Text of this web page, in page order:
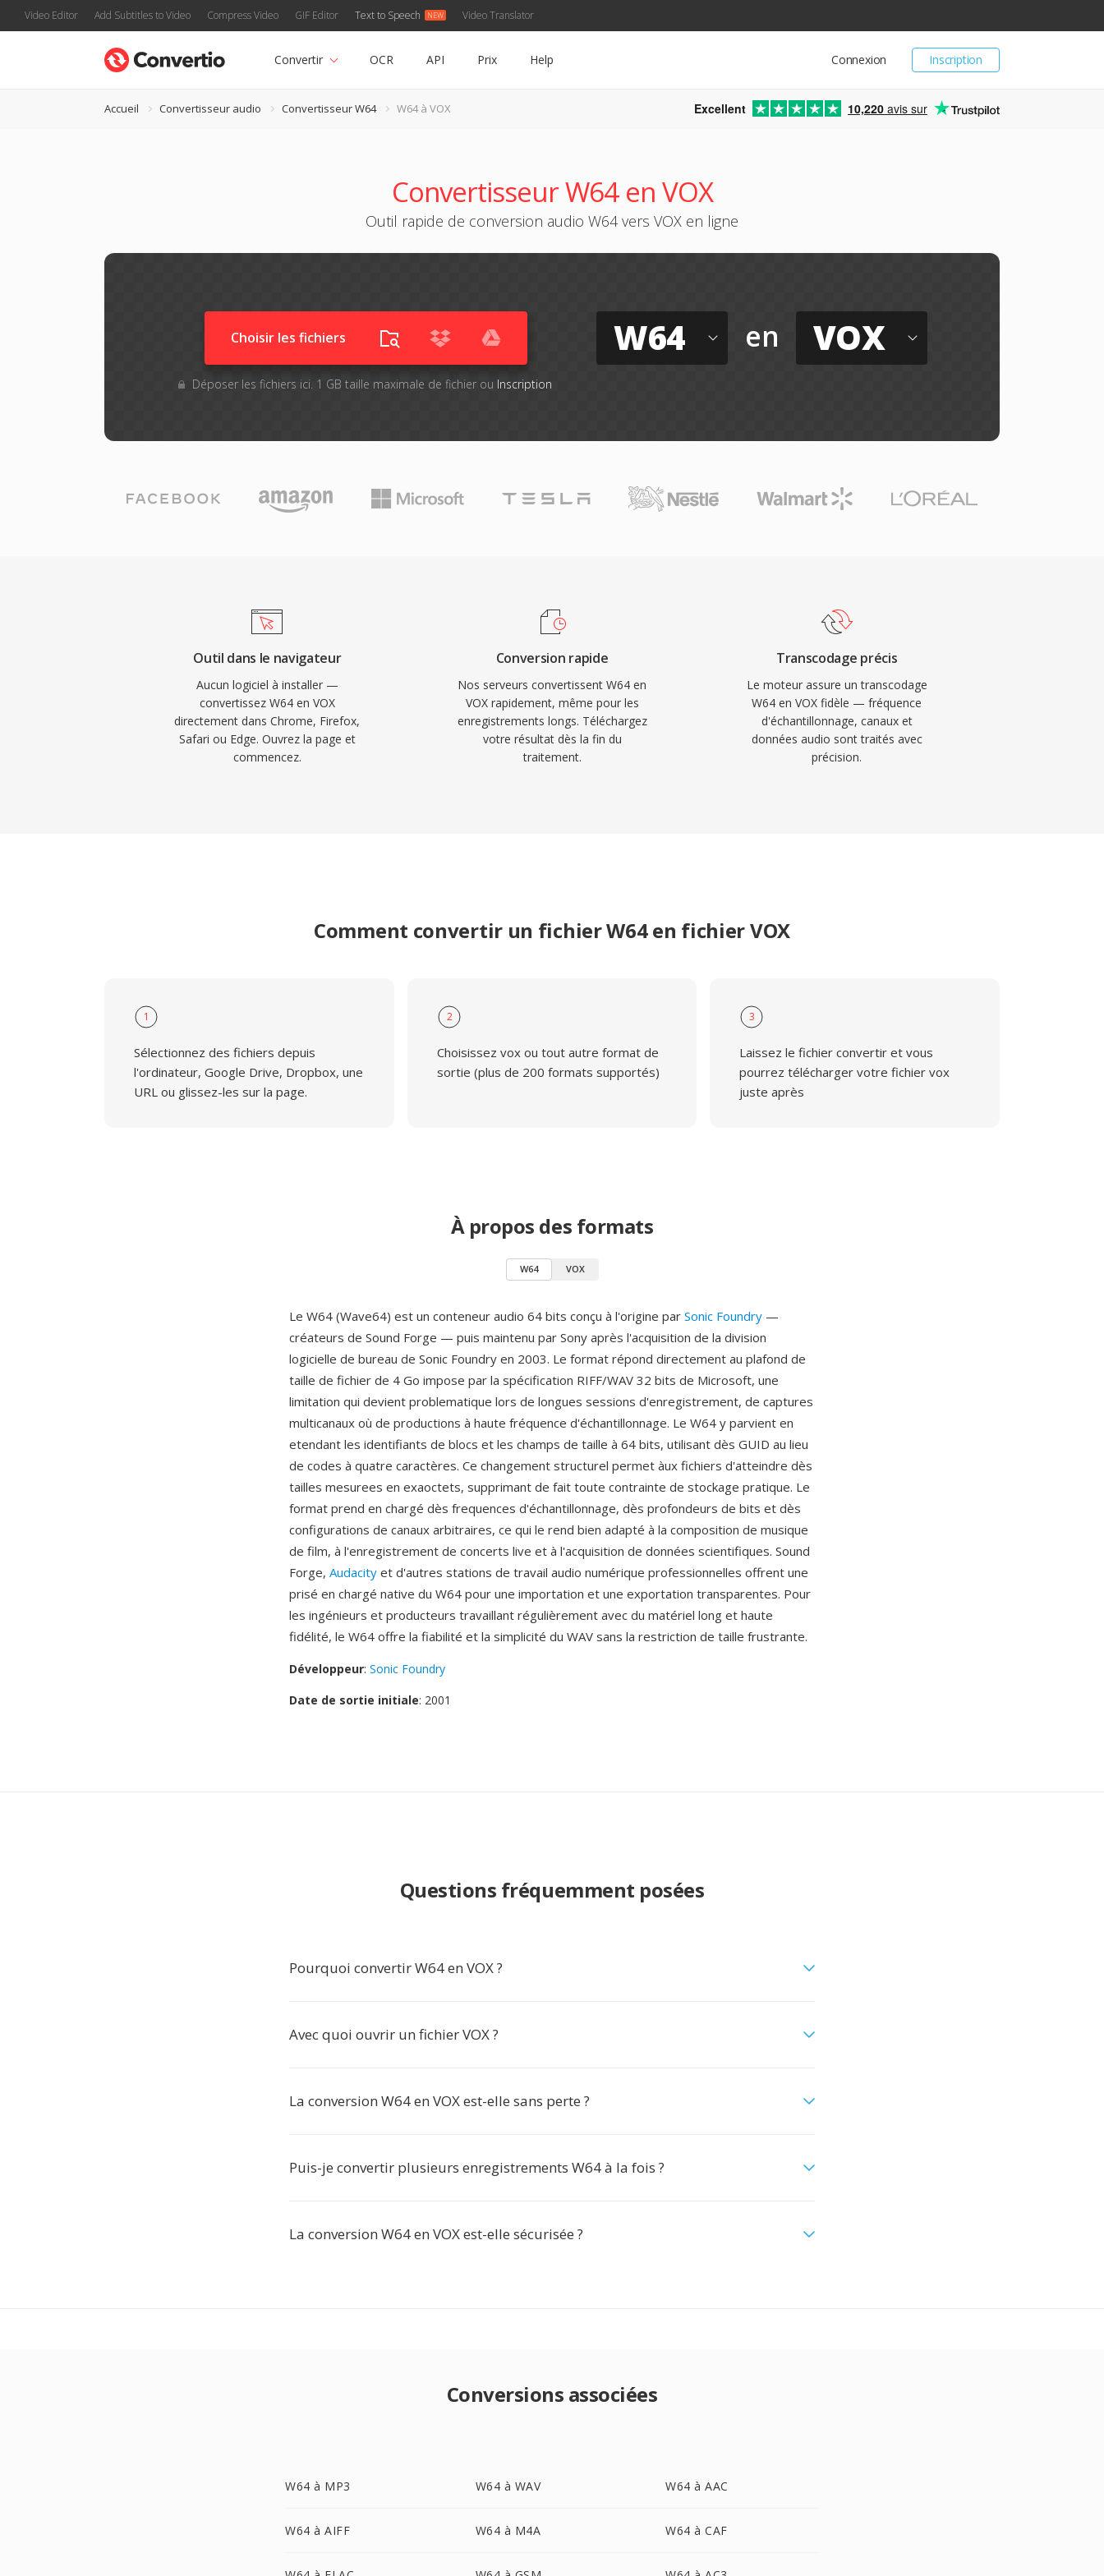
Video Editor Add Subtitles to Video Compress Video GIF Editor Text to Speech Video Translator
Inscription
Connexion
Convertir OCR API Prix Help
Accueil Convertisseur audio Convertisseur W64 W64 à VOX Excellent 10,220 avis sur
Convertisseur W64 en VOX
Outil rapide de conversion audio W64 vers VOX en ligne
Choisir les fichiers
Déposer les fichiers ici. 1 GB taille maximale de fichier ou Inscription
W64 en VOX
Outil dans le navigateur
Aucun logiciel à installer —
convertissez W64 en VOX
directement dans Chrome, Firefox,
Safari ou Edge. Ouvrez la page et
commencez.
Conversion rapide
Nos serveurs convertissent W64 en
VOX rapidement, même pour les
enregistrements longs. Téléchargez
votre résultat dès la fin du
traitement.
Transcodage précis
Le moteur assure un transcodage
W64 en VOX fidèle — fréquence
d'échantillonnage, canaux et
données audio sont traités avec
précision.
Comment convertir un fichier W64 en fichier VOX
1
Sélectionnez des fichiers depuis
l'ordinateur, Google Drive, Dropbox, une
URL ou glissez-les sur la page.
2
Choisissez vox ou tout autre format de
sortie (plus de 200 formats supportés)
3
Laissez le fichier convertir et vous
pourrez télécharger votre fichier vox
juste après
À propos des formats
W64 VOX
Le W64 (Wave64) est un conteneur audio 64 bits conçu à l'origine par Sonic Foundry —
créateurs de Sound Forge — puis maintenu par Sony après l'acquisition de la division
logicielle de bureau de Sonic Foundry en 2003. Le format répond directement au plafond de
taille de fichier de 4 Go impose par la spécification RIFF/WAV 32 bits de Microsoft, une
limitation qui devient problematique lors de longues sessions d'enregistrement, de captures
multicanaux où de productions à haute fréquence d'échantillonnage. Le W64 y parvient en
etendant les identifiants de blocs et les champs de taille à 64 bits, utilisant dès GUID au lieu
de codes à quatre caractères. Ce changement structurel permet àux fichiers d'atteindre dès
tailles mesurees en exaoctets, supprimant de fait toute contrainte de stockage pratique. Le
format prend en chargé dès frequences d'échantillonnage, dès profondeurs de bits et dès
configurations de canaux arbitraires, ce qui le rend bien adapté à la composition de musique
de film, à l'enregistrement de concerts live et à l'acquisition de données scientifiques. Sound
Forge, Audacity et d'autres stations de travail audio numérique professionnelles offrent une
prisé en chargé native du W64 pour une importation et une exportation transparentes. Pour
les ingénieurs et producteurs travaillant régulièrement avec du matériel long et haute
fidélité, le W64 offre la fiabilité et la simplicité du WAV sans la restriction de taille frustrante.
Développeur: Sonic Foundry
Date de sortie initiale: 2001
Questions fréquemment posées
Pourquoi convertir W64 en VOX ?
Avec quoi ouvrir un fichier VOX ?
La conversion W64 en VOX est-elle sans perte ?
Puis-je convertir plusieurs enregistrements W64 à la fois ?
La conversion W64 en VOX est-elle sécurisée ?
Conversions associées
W64 à MP3 W64 à WAV W64 à AAC
W64 à AIFF W64 à M4A W64 à CAF